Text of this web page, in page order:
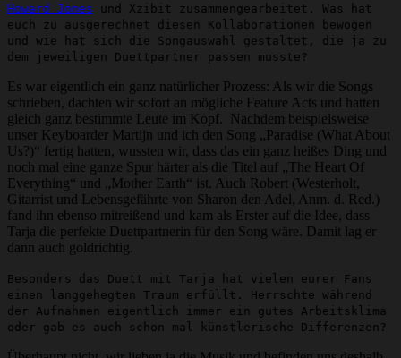
Howard Jones und Xzibit zusammengearbeitet. Was hat
euch zu ausgerechnet diesen Kollaborationen bewogen
und wie hat sich die Songauswahl gestaltet, die ja zu
dem jeweiligen Duettpartner passen musste?
Es war eigentlich ein ganz natürlicher Prozess: Als wir die Songs
schrieben, dachten wir sofort an mögliche Feature Acts und hatten
gleich ganz bestimmte Leute im Kopf. Nachdem beispielsweise
unser Keyboarder Martijn und ich den Song „Paradise (What About
Us?)“ fertig hatten, wussten wir, dass das ein ganz heißes Ding und
noch mal eine ganze Spur härter als die Titel auf „The Heart Of
Everything“ und „Mother Earth“ ist. Auch Robert (Westerholt,
Gitarrist und Lebensgefährte von Sharon den Adel, Anm. d. Red.)
fand ihn ebenso mitreißend und kam als Erster auf die Idee, dass
Tarja die perfekte Duettpartnerin für den Song wäre. Damit lag er
dann auch goldrichtig.
Besonders das Duett mit Tarja hat vielen eurer Fans
einen langgehegten Traum erfüllt. Herrschte während
der Aufnahmen eigentlich immer ein gutes Arbeitsklima
oder gab es auch schon mal künstlerische Differenzen?